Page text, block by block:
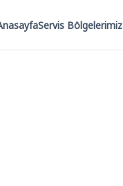
Servis Bölgelerimiz